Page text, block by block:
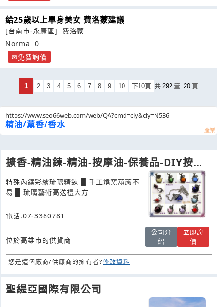
給25歲以上單身美女 費洛蒙建議
[台南市-永康區]
費洛蒙
Normal 0
免費詢價
1 2 3 4 5 6 7 8 9 10 下10頁 共 292 筆 20 頁
https://www.seo66web.com/web/QA?cmd=cly&cly=N536
精油/薰香/香水
擴香-精油鍊-精油-按摩油-保養品-DIY按摩
工具-spa-心靈諮詢
特殊內鑲彩繪琉璃精鍊 █ 手工燒窯葫蘆不
易 █ 琉璃藝術高送禮大方
電話:07-3380781
位於高雄市的供貨商
公司介
紹
立即詢
價
您是這個廠商/供應商的擁有者?修改資料
聖緹亞國際有限公司